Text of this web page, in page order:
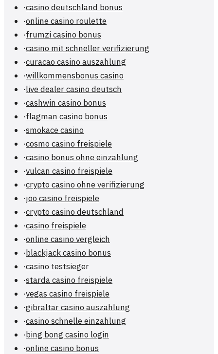
·casino deutschland bonus
·online casino roulette
·frumzi casino bonus
·casino mit schneller verifizierung
·curacao casino auszahlung
·willkommensbonus casino
·live dealer casino deutsch
·cashwin casino bonus
·flagman casino bonus
·smokace casino
·cosmo casino freispiele
·casino bonus ohne einzahlung
·vulcan casino freispiele
·crypto casino ohne verifizierung
·joo casino freispiele
·crypto casino deutschland
·casino freispiele
·online casino vergleich
·blackjack casino bonus
·casino testsieger
·starda casino freispiele
·vegas casino freispiele
·gibraltar casino auszahlung
·casino schnelle einzahlung
·bing bong casino login
·online casino bonus